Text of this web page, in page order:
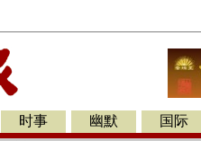
时事 幽默 国际